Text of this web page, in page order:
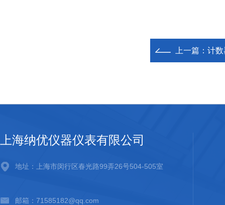
上一篇： 计数
上海纳优仪器仪表有限公司
地址：上海市闵行区春光路99弄26号504-505室
邮箱：71585182@qq.com